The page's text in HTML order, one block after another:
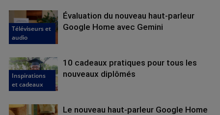
Téléviseurs et
audio
Évaluation du nouveau haut-parleur
Google Home avec Gemini
Inspirations
et cadeaux
10 cadeaux pratiques pour tous les
nouveaux diplômés
Le nouveau haut-parleur Google Home